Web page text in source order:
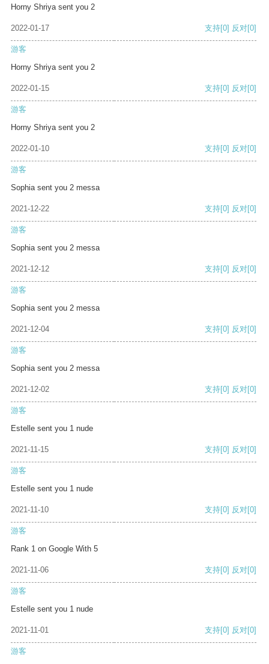
Horny Shriya sent you 2
2022-01-17 支持[0] 反对[0]
游客
Horny Shriya sent you 2
2022-01-15 支持[0] 反对[0]
游客
Horny Shriya sent you 2
2022-01-10 支持[0] 反对[0]
游客
Sophia sent you 2 messa
2021-12-22 支持[0] 反对[0]
游客
Sophia sent you 2 messa
2021-12-12 支持[0] 反对[0]
游客
Sophia sent you 2 messa
2021-12-04 支持[0] 反对[0]
游客
Sophia sent you 2 messa
2021-12-02 支持[0] 反对[0]
游客
Estelle sent you 1 nude
2021-11-15 支持[0] 反对[0]
游客
Estelle sent you 1 nude
2021-11-10 支持[0] 反对[0]
游客
Rank 1 on Google With 5
2021-11-06 支持[0] 反对[0]
游客
Estelle sent you 1 nude
2021-11-01 支持[0] 反对[0]
游客